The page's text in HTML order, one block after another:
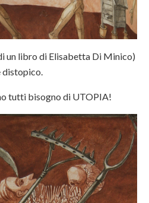
un libro di Elisabetta Di Minico)
distopico.
tutti bisogno di UTOPIA!